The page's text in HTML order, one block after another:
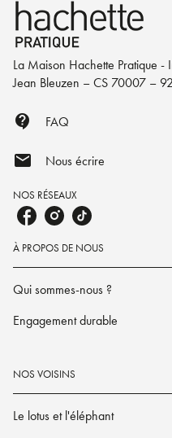
La Maison Hachette Pratique -
Jean Bleuzen – CS 70007 –
contact_support FAQ
mail Nous écrire
NOS RÉSEAUX
À PROPOS DE NOUS
Qui sommes-nous ?
Engagement durable
NOS VOISINS
Le lotus et l'éléphant